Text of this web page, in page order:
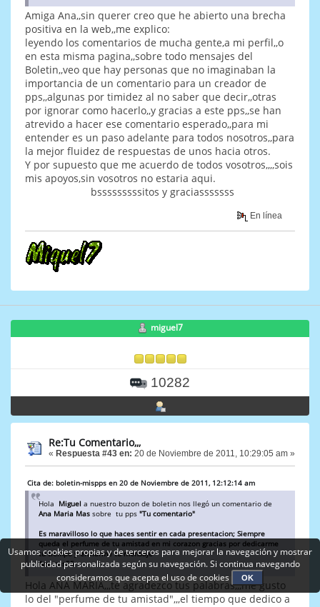
Amiga Ana,,sin querer creo que he abierto una brecha
positiva en la web,,me explico:
leyendo los comentarios de mucha gente,a mi perfil,,o
en esta misma pagina,,sobre todo mensajes del
Boletin,,veo que hay personas que no imaginaban la
importancia de un comentario para un creador de
pps,,algunas por timidez al no saber que decir,,otras
por ignorar como hacerlo,,y gracias a este pps,,se han
atrevido a hacer ese comentario esperado,,para mi
entender es un paso adelante para todos nosotros,,para
la mejor fluidez de respuestas de unos hacia otros.
Y por supuesto que me acuerdo de todos vosotros,,,,sois
mis apoyos,sin vosotros no estaria aqui.
bsssssssssitos y graciasssssss
En línea
miguel7
10282
Re:Tu Comentario,,,
« Respuesta #43 en: 20 de Noviembre de 2011, 10:29:05 am »
Cita de: boletin-mispps en 20 de Noviembre de 2011, 12:12:14 am
Hola Miguel a nuestro buzon de boletin nos llegó un comentario de
Ana Maria Mas sobre tu pps "Tu comentario"
Es maravilloso lo que haces sentir en cada presentacion; Siempre
queda el perfume de tu amistad en mi corazon gracias por dedicarme
tu tiempo y enviarme tu mensaje
Anamas55
Hola ANA MARIA,,,te agradezco tus palabras,,,me gusto
lo del "perfume de tu amistad",,,el tiempo que dedico a
Usamos cookies propias y de terceros para mejorar la navegación y mostrar
publicidad personalizada según su navegación. Si continua navegando
consideramos que acepta el uso de cookies
OK